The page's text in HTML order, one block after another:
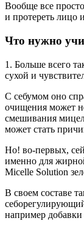
Вообще все
и протереть лицо
Что нужно
1. Больше всего
сухой и
С себумом оно
очищения может
смешивания
может стать
Но! во-первых,
именно для
Micelle Solution
В своем составе
например